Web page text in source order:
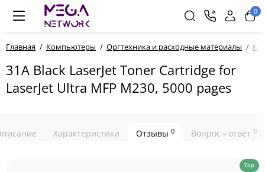
0
Главная Компьютеры Оргтехника и расходные материалы
31A Black LaserJet Toner Cartridge for
LaserJet Ultra MFP M230, 5000 pages
Характеристики Отзывы 0 Вопрос - ответ 0
Top